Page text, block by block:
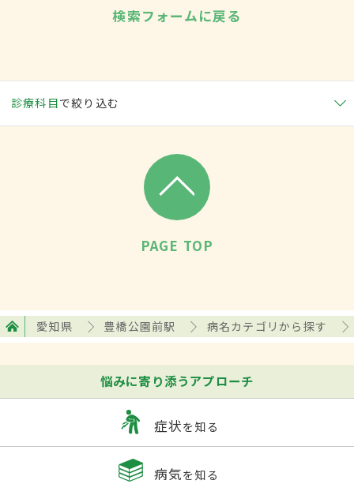
検索フォームに戻る
診療科目で絞り込む
PAGE TOP
愛知県 豊橋公園前駅 病名カテゴリから探す
悩みに寄り添うアプローチ
症状を知る
病気を知る